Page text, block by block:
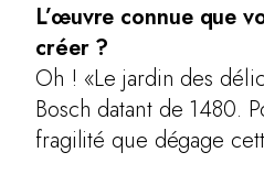
L’œuvre connue que
créer ?
Oh ! «Le jardin des
Bosch datant de 1480.
fragilité que dégage